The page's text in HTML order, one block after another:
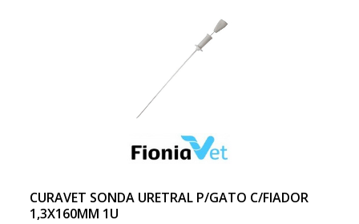
CURAVET SONDA URETRAL P/GATO C/FIADOR
1,3X160MM 1U